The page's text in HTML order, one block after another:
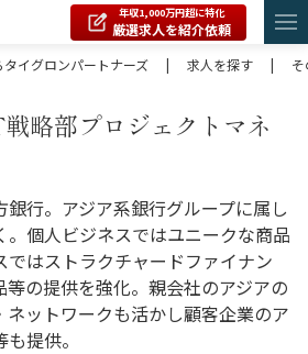
年収1,000万円超に特化
厳選求人を紹介依頼
イグロンパートナーズ
| 求人を探す |
略部プロジェクトマネ
行。アジア系銀行グループに属し
。個人ビジネスではユニークな商品
ではストラクチャードファイナン
の提供を強化。親会社のアジアの
ネットワークも活かし顧客企業のア
提供。